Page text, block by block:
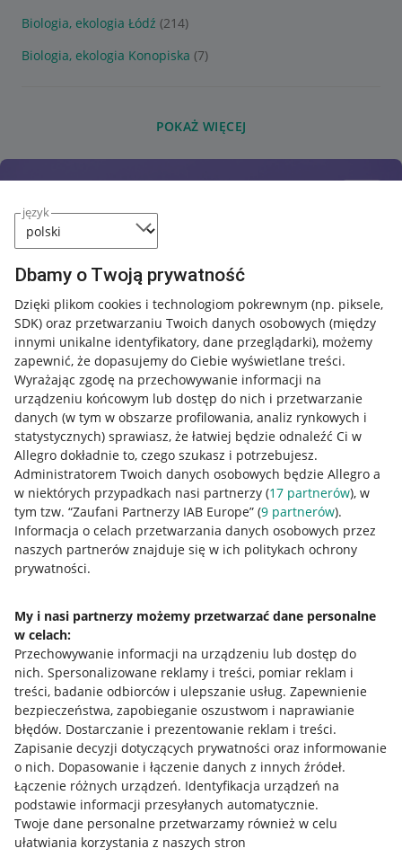
język
Dbamy o Twoją prywatność
Dzięki plikom cookies i technologiom pokrewnym (np. piksele,
SDK) oraz przetwarzaniu Twoich danych osobowych (między
innymi unikalne identyfikatory, dane przeglądarki), możemy
zapewnić, że dopasujemy do Ciebie wyświetlane treści.
Wyrażając zgodę na przechowywanie informacji na
urządzeniu końcowym lub dostęp do nich i przetwarzanie
danych (w tym w obszarze profilowania, analiz rynkowych i
statystycznych) sprawiasz, że łatwiej będzie odnaleźć Ci w
Allegro dokładnie to, czego szukasz i potrzebujesz.
Administratorem Twoich danych osobowych będzie Allegro a
w niektórych przypadkach nasi partnerzy (17 partnerów), w
tym tzw. “Zaufani Partnerzy IAB Europe” (9 partnerów).
Informacja o celach przetwarzania danych osobowych przez
naszych partnerów znajduje się w ich politykach ochrony
prywatności.
My i nasi partnerzy możemy przetwarzać dane personalne
w celach:
Przechowywanie informacji na urządzeniu lub dostęp do
nich. Spersonalizowane reklamy i treści, pomiar reklam i
treści, badanie odbiorców i ulepszanie usług. Zapewnienie
bezpieczeństwa, zapobieganie oszustwom i naprawianie
błędów. Dostarczanie i prezentowanie reklam i treści.
Zapisanie decyzji dotyczących prywatności oraz informowanie
o nich. Dopasowanie i łączenie danych z innych źródeł.
Łączenie różnych urządzeń. Identyfikacja urządzeń na
podstawie informacji przesyłanych automatycznie.
Twoje dane personalne przetwarzamy również w celu
ułatwiania korzystania z naszych stron
Biologia, ekologia Łódź (214)
Biologia, ekologia Konopiska (7)
POKAŻ WIĘCEJ
Przydatne informacje
Jak to działa
Allegro Gadane dla sprzedających
Allegro Gadane dla kupujących
Mapa miejscowości
Informacje prawne
Regulamin
Polityka plików "cookies"
Ustawienia plików "cookies"